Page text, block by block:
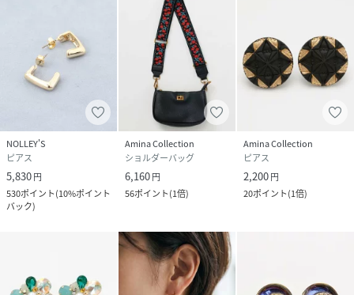
NOLLEY'S
ピアス
5,830円
530ポイント(10%ポイント
バック)
Amina Collection
ショルダーバッグ
6,160円
56ポイント(1倍)
Amina Collection
ピアス
2,200円
20ポイント(1倍)